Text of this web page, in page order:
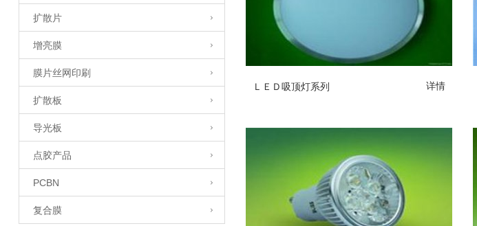
扩散片
增亮膜
膜片丝网印刷
扩散板
导光板
点胶产品
PCBN
复合膜
ＬＥＤ吸顶灯系列